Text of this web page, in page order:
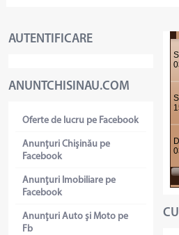
AUTENTIFICARE
ANUNTCHISINAU.COM
Oferte de lucru pe Facebook
Anunţuri Chişinău pe
Facebook
Anunţuri Imobiliare pe
Facebook
Anunţuri Auto şi Moto pe
Fb